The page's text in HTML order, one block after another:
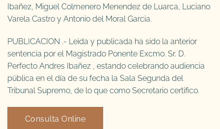
Ibañez, Miguel Colmenero Menendez de Luarca, Luciano
Varela Castro y Antonio del Moral Garcia.
PUBLICACION .- Leida y publicada ha sido la anterior
sentencia por el Magistrado Ponente Excmo. Sr. D.
Perfecto Andres Ibañez , estando celebrando audiencia
pública en el día de su fecha la Sala Segunda del
Tribunal Supremo, de lo que como Secretario certifico.
Consulta Online